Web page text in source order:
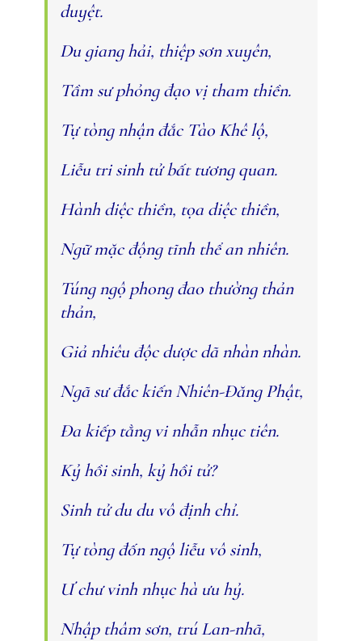
duyệt.
Du giang hải, thiệp sơn xuyên,
Tầm sư phỏng đạo vị tham thiền.
Tự tòng nhận đắc Tào Khê lộ,
Liễu tri sinh tử bất tương quan.
Hành diệc thiền, tọa diệc thiền,
Ngữ mặc động tĩnh thể an nhiên.
Túng ngộ phong đao thường thản
thản,
Giả nhiêu độc dược dã nhàn nhàn.
Ngã sư đắc kiến Nhiên-Ðăng Phật,
Ða kiếp tằng vi nhẫn nhục tiên.
Kỷ hồi sinh, kỷ hồi tử?
Sinh tử du du vô định chỉ.
Tự tòng đốn ngộ liễu vô sinh,
Ư chư vinh nhục hà ưu hỷ.
Nhập thâm sơn, trú Lan-nhã,